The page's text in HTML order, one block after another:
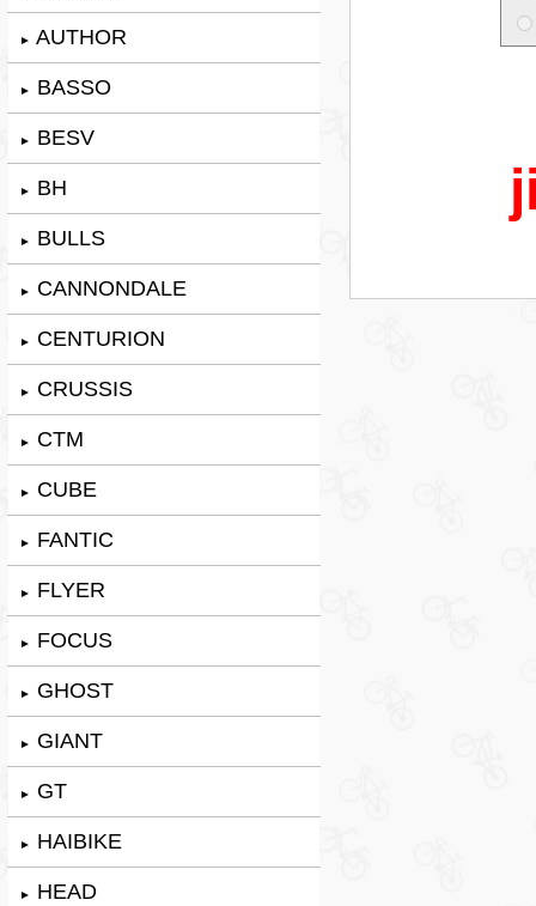
► AUTHOR
► BASSO
► BESV
► BH
► BULLS
► CANNONDALE
► CENTURION
► CRUSSIS
► CTM
► CUBE
► FANTIC
► FLYER
► FOCUS
► GHOST
► GIANT
► GT
► HAIBIKE
► HEAD